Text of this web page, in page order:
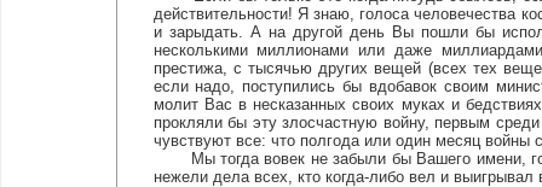
действительности! Я знаю, голоса человечества
и зарыдать. А на другой день Вы пошли бы
несколькими миллионами или даже
престижа, с тысячью других вещей (всех тех
если надо, поступились бы вдобавок своим
молит Вас в несказанных своих муках и
прокляли бы эту злосчастную войну, первым
чувствуют все: что полгода или один месяц войны
Мы тогда вовек не забыли бы Вашего имени,
нежели дела всех, кто когда-либо вел и выигрывал